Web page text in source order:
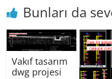
Bunları da
Vakıf tasarım
dwg projesi